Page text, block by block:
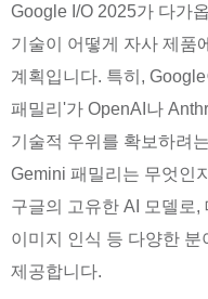
Google I/O 2025가 다가
기술이 어떻게 자사 제품
계획입니다. 특히,
패밀리'가 OpenAI나
기술적 우위를 확보하려
Gemini 패밀리는 무엇인
구글의 고유한 AI 모델로,
이미지 인식 등 다양한
제공합니다.